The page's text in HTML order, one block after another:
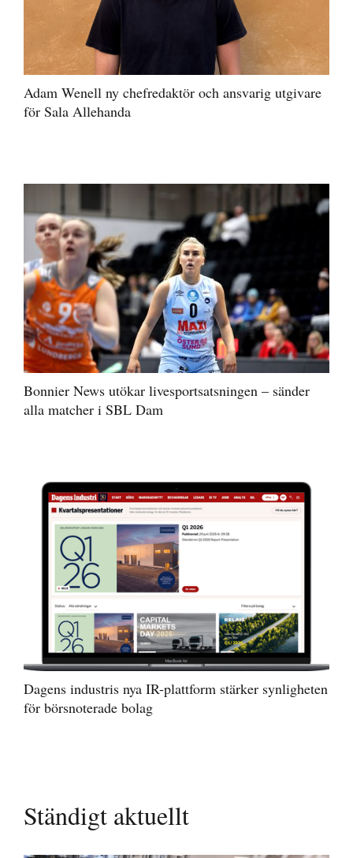
Adam Wenell ny chefredaktör och ansvarig utgivare
för Sala Allehanda
Bonnier News utökar livesportsatsningen – sänder
alla matcher i SBL Dam
Dagens industris nya IR-plattform stärker synligheten
för börsnoterade bolag
Ständigt aktuellt